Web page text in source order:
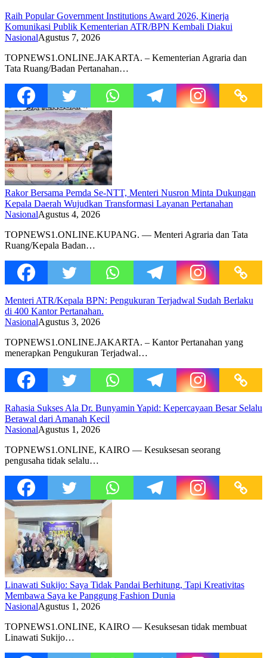
Raih Popular Government Institutions Award 2026, Kinerja
Komunikasi Publik Kementerian ATR/BPN Kembali Diakui
NasionalAgustus 7, 2026
TOPNEWS1.ONLINE.JAKARTA. – Kementerian Agraria dan
Tata Ruang/Badan Pertanahan…
Rakor Bersama Pemda Se-NTT, Menteri Nusron Minta Dukungan
Kepala Daerah Wujudkan Transformasi Layanan Pertanahan
NasionalAgustus 4, 2026
TOPNEWS1.ONLINE.KUPANG. — Menteri Agraria dan Tata
Ruang/Kepala Badan…
Menteri ATR/Kepala BPN: Pengukuran Terjadwal Sudah Berlaku
di 400 Kantor Pertanahan.
NasionalAgustus 3, 2026
TOPNEWS1.ONLINE.JAKARTA. – Kantor Pertanahan yang
menerapkan Pengukuran Terjadwal…
Rahasia Sukses Ala Dr. Bunyamin Yapid: Kepercayaan Besar Selalu
Berawal dari Amanah Kecil
NasionalAgustus 1, 2026
TOPNEWS1.ONLINE, KAIRO — Kesuksesan seorang
pengusaha tidak selalu…
Linawati Sukijo: Saya Tidak Pandai Berhitung, Tapi Kreativitas
Membawa Saya ke Panggung Fashion Dunia
NasionalAgustus 1, 2026
TOPNEWS1.ONLINE, KAIRO — Kesuksesan tidak membuat
Linawati Sukijo…